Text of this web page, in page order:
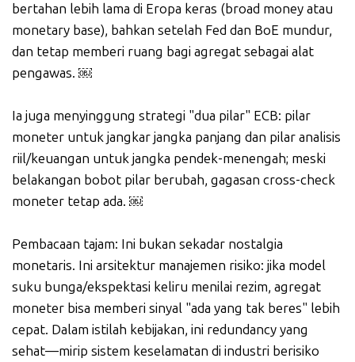
bertahan lebih lama di Eropa keras (broad money atau
monetary base), bahkan setelah Fed dan BoE mundur,
dan tetap memberi ruang bagi agregat sebagai alat
pengawas. ￼
Ia juga menyinggung strategi "dua pilar" ECB: pilar
moneter untuk jangkar jangka panjang dan pilar analisis
riil/keuangan untuk jangka pendek-menengah; meski
belakangan bobot pilar berubah, gagasan cross-check
moneter tetap ada. ￼
Pembacaan tajam: Ini bukan sekadar nostalgia
monetaris. Ini arsitektur manajemen risiko: jika model
suku bunga/ekspektasi keliru menilai rezim, agregat
moneter bisa memberi sinyal "ada yang tak beres" lebih
cepat. Dalam istilah kebijakan, ini redundancy yang
sehat—mirip sistem keselamatan di industri berisiko